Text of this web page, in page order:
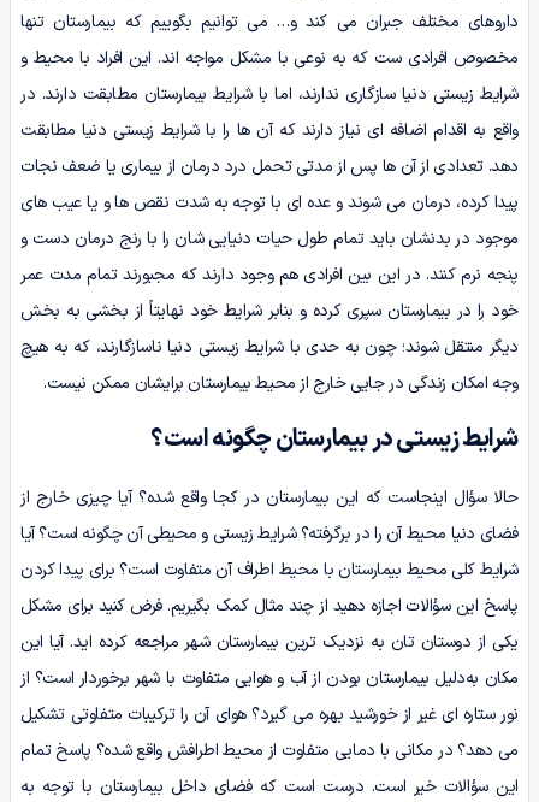
داروهای مختلف جبران می‌ کند و… می‌ توانیم بگوییم که بیمارستان تنها
مخصوص افرادی‌ ست که به نوعی با مشکل مواجه‌ اند. این افراد با محیط و
شرایط زیستی دنیا سازگاری ندارند، اما با شرایط بیمارستان مطابقت دارند. در
واقع به اقدام اضافه‌ ای نیاز دارند که آن‌ ها را با شرایط زیستی دنیا مطابقت
دهد. تعدادی از آن‌ ها پس از مدتی تحمل درد درمان از بیماری یا ضعف نجات
پیدا کرده، درمان می­ شوند و عده ­ای با توجه به شدت نقص ­ها و یا عیب ­های
موجود در بدنشان باید تمام طول حیات دنیایی شان را با رنج درمان دست و
پنجه نرم کنند. در این بین افرادی هم وجود دارند که مجبورند تمام مدت عمر
خود را در بیمارستان سپری کرده و بنابر شرایط خود نهایتاً از بخشی به بخش
دیگر منتقل شوند؛ چون به حدی با شرایط زیستی دنیا ناسازگارند، که به هیچ‌
وجه امکان زندگی در جایی خارج از محیط بیمارستان برایشان ممکن نیست.
شرایط زیستی در بیمارستان چگونه است؟
حالا سؤال اینجاست که این بیمارستان در کجا واقع شده؟ آیا چیزی خارج از
فضای دنیا محیط آن را در برگرفته؟ شرایط زیستی و محیطی آن چگونه است؟ آیا
شرایط کلی محیط بیمارستان با محیط اطراف آن متفاوت است؟ برای پیدا کردن
پاسخ این سؤالات اجازه دهید از چند مثال کمک بگیریم. فرض کنید برای مشکل
یکی از دوستان‌ تان به نزدیک‌ ترین بیمارستان شهر مراجعه کرده‌ اید. آیا این
مکان به‌دلیل بیمارستان بودن از آب و هوایی متفاوت با شهر برخوردار است؟ از
نور ستاره‌ ای غیر از خورشید بهره می‌ گیرد؟ هوای آن را ترکیبات متفاوتی تشکیل
می‌ دهد؟ در مکانی با دمایی متفاوت از محیط اطرافش واقع شده؟ پاسخ تمام
این سؤالات خیر است. درست است که فضای داخل بیمارستان با توجه به